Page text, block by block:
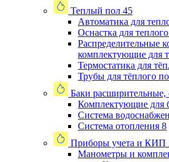
Теплый пол 45
Автоматика для
Оснастка для
Распределительные
комплектующие для
Термостатика для
Трубы для тёплого
Баки расширительные,
Комплектующие для
Система
Система отопления 8
Приборы учета и КИП
Манометры и